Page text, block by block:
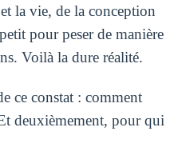
la vie, de la conception
pour peser de manière
Voilà la dure réalité.
ce constat : comment
deuxièmement, pour qui